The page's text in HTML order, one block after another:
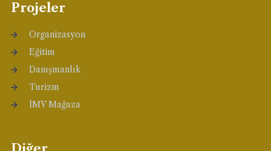
Projeler
Organizasyon
Eğitim
Danışmanlık
Turizm
İMV Mağaza